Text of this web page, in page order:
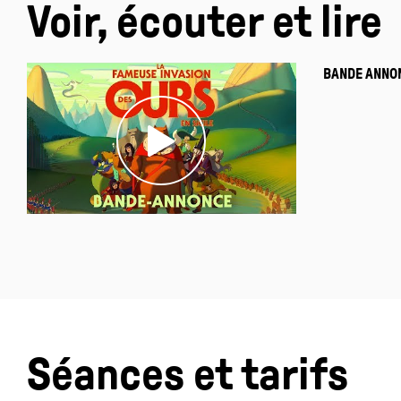
Voir, écouter et lire
BANDE
Séances et tarifs